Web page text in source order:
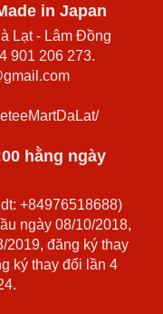
in Japan
Lạt - Lâm Đồng
901 206 273.
hằng ngày
+84976518688)
ngày 08/10/2018,
2019, đăng ký thay
ký thay đổi lần 4